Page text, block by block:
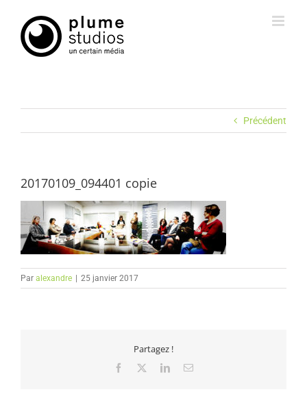
contenu
Précédent
20170109_094401 copie
Par alexandre 25 janvier 2017
Partagez !
Facebook LinkedIn